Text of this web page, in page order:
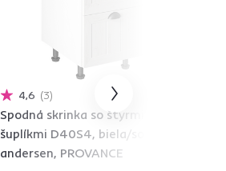
4,6 3
Spodná skrinka so štyrmi
šuplíkmi D40S4, biela/sosna
andersen, PROVANCE